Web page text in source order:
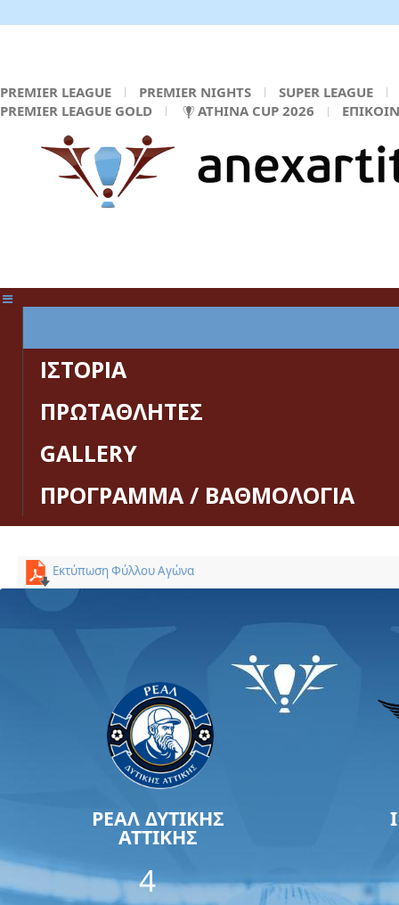
PREMIER LEAGUE PREMIER NIGHTS
SUPER LEAGUE
PREMIER LEAGUE GOLD
ATHINA CUP 2026
ΙΣΤΟΡΙΑ
ΠΡΩΤΑΘΛΗΤΕΣ
GALLERY
ΠΡΟΓΡΑΜΜΑ / ΒΑΘΜΟΛΟΓΙΑ
Εκτύπωση Φύλλου Αγώνα
ΡΕΑΛ ΔΥΤΙΚΗΣ
ΑΤΤΙΚΗΣ
4